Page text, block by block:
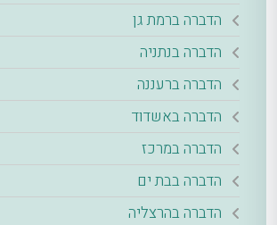
הדברה ברמת גן
הדברה בנתניה
הדברה ברעננה
הדברה באשדוד
הדברה במרכז
הדברה בבת ים
הדברה בהרצליה